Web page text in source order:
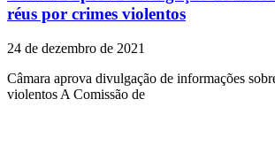
réus por crimes violentos
24 de dezembro de 2021
Câmara aprova divulgação de informações
violentos A Comissão de